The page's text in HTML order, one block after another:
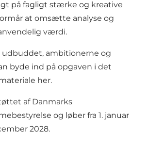
på fagligt stærke og kreative
at omsætte analyse og
værdi.
ambitionerne og
byde ind på opgaven i det
her.
af Danmarks
og løber fra 1. januar
2028.